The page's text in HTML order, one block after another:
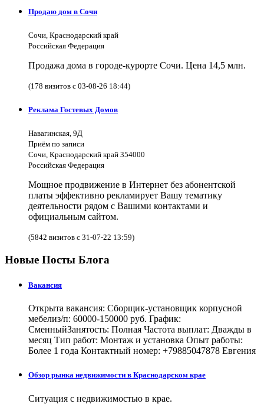
Продаю дом в Сочи
Сочи, Краснодарский край
Российская Федерация
Продажа дома в городе-курорте Сочи. Цена 14,5 млн.
(178 визитов с 03-08-26 18:44)
Реклама Гостевых Домов
Навагинская, 9Д
Приём по записи
Сочи, Краснодарский край 354000
Российская Федерация
Мощное продвижение в Интернет без абонентской
платы эффективно рекламирует Вашу тематику
деятельности рядом с Вашими контактами и
официальным сайтом.
(5842 визитов с 31-07-22 13:59)
Новые Посты Блога
Вакансия
Открыта вакансия: Сборщик-установщик корпусной
мебелиз/п: 60000-150000 руб. График:
СменныйЗанятость: Полная Частота выплат: Дважды в
месяц Тип работ: Монтаж и установка Опыт работы:
Более 1 года Контактный номер: +79885047878 Евгения
Обзор рынка недвижимости в Краснодарском крае
Ситуация с недвижимостью в крае.